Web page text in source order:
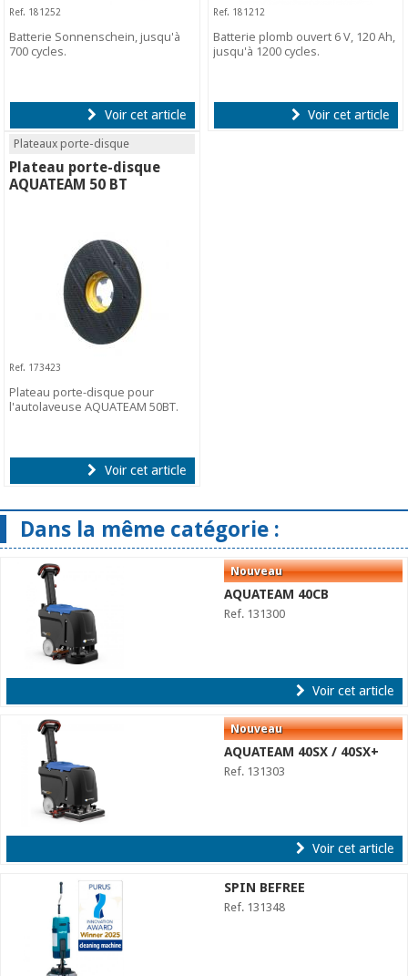
Ref. 181252
Batterie Sonnenschein, jusqu'à
700 cycles.
Voir cet article
Ref. 181212
Batterie plomb ouvert 6 V, 120 Ah,
jusqu'à 1200 cycles.
Voir cet article
Plateaux porte-disque
Plateau porte-disque
AQUATEAM 50 BT
Ref. 173423
Plateau porte-disque pour
l'autolaveuse AQUATEAM 50BT.
Voir cet article
Dans la même catégorie :
AQUATEAM 40CB
Ref. 131300
Voir cet article
AQUATEAM 40SX / 40SX+
Ref. 131303
Voir cet article
SPIN BEFREE
Ref. 131348